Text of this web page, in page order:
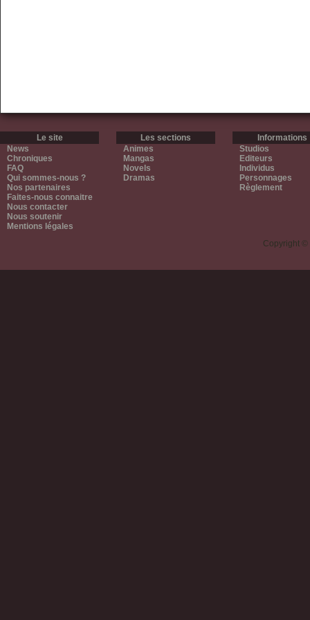
Le site
News
Chroniques
FAQ
Qui sommes-nous ?
Nos partenaires
Faites-nous connaitre
Nous contacter
Nous soutenir
Mentions légales
Les sections
Animes
Mangas
Novels
Dramas
Informations
Studios
Editeurs
Individus
Personnages
Règlement
Copyright ©